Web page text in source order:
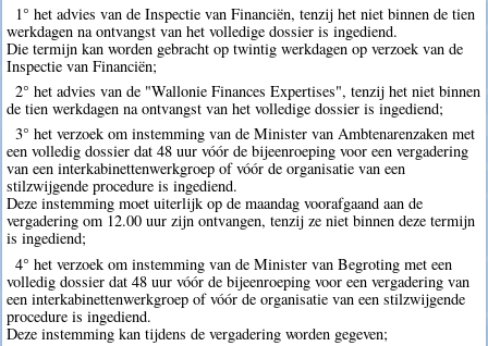
1° het advies van de Inspectie van Financiën, tenzij het niet binnen de tien
werkdagen na ontvangst van het volledige dossier is ingediend.
Die termijn kan worden gebracht op twintig werkdagen op verzoek van de
Inspectie van Financiën;
2° het advies van de "Wallonie Finances Expertises", tenzij het niet binnen
de tien werkdagen na ontvangst van het volledige dossier is ingediend;
3° het verzoek om instemming van de Minister van Ambtenarenzaken met
een volledig dossier dat 48 uur vóór de bijeenroeping voor een vergadering
van een interkabinettenwerkgroep of vóór de organisatie van een
stilzwijgende procedure is ingediend.
Deze instemming moet uiterlijk op de maandag voorafgaand aan de
vergadering om 12.00 uur zijn ontvangen, tenzij ze niet binnen deze termijn
is ingediend;
4° het verzoek om instemming van de Minister van Begroting met een
volledig dossier dat 48 uur vóór de bijeenroeping voor een vergadering van
een interkabinettenwerkgroep of vóór de organisatie van een stilzwijgende
procedure is ingediend.
Deze instemming kan tijdens de vergadering worden gegeven;